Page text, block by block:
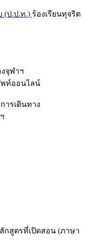
(ป.ป.ท.) ร้องเรียนทุจริต
จุฬาฯ
ท์ออนไลน์
ารเดินทาง
กสูตรที่เปิดสอน (ภาษา